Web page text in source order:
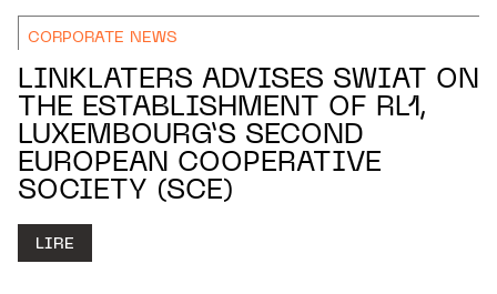
CORPORATE NEWS
LINKLATERS ADVISES SWIAT ON
THE ESTABLISHMENT OF RL1,
LUXEMBOURG’S SECOND
EUROPEAN COOPERATIVE
SOCIETY (SCE)
LIRE